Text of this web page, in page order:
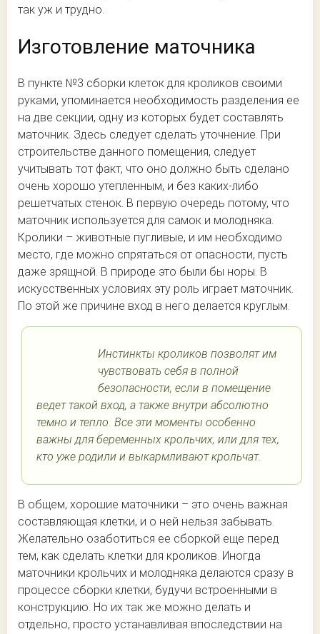
так уж и трудно.
Изготовление маточника
В пункте №3 сборки клеток для кроликов своими
руками, упоминается необходимость разделения ее
на две секции, одну из которых будет составлять
маточник. Здесь следует сделать уточнение. При
строительстве данного помещения, следует
учитывать тот факт, что оно должно быть сделано
очень хорошо утепленным, и без каких-либо
решетчатых стенок. В первую очередь потому, что
маточник используется для самок и молодняка.
Кролики – животные пугливые, и им необходимо
место, где можно спрятаться от опасности, пусть
даже зрящной. В природе это были бы норы. В
искусственных условиях эту роль играет маточник.
По этой же причине вход в него делается круглым.
Инстинкты кроликов позволят им
чувствовать себя в полной
безопасности, если в помещение
ведет такой вход, а также внутри абсолютно
темно и тепло. Все эти моменты особенно
важны для беременных крольчих, или для тех,
кто уже родили и выкармливают крольчат.
В общем, хорошие маточники – это очень важная
составляющая клетки, и о ней нельзя забывать.
Желательно озаботиться ее сборкой еще перед
тем, как сделать клетки для кроликов. Иногда
маточники крольчих и молодняка делаются сразу в
процессе сборки клетки, будучи встроенными в
конструкцию. Но их так же можно делать и
отдельно, просто устанавливая впоследствии на